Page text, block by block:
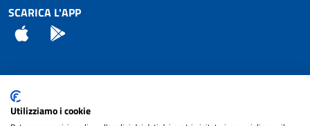
SCARICA L'APP
App Store
Attuazione Misure PNRR
Piano di miglioramento del sito
Utilizziamo i cookie